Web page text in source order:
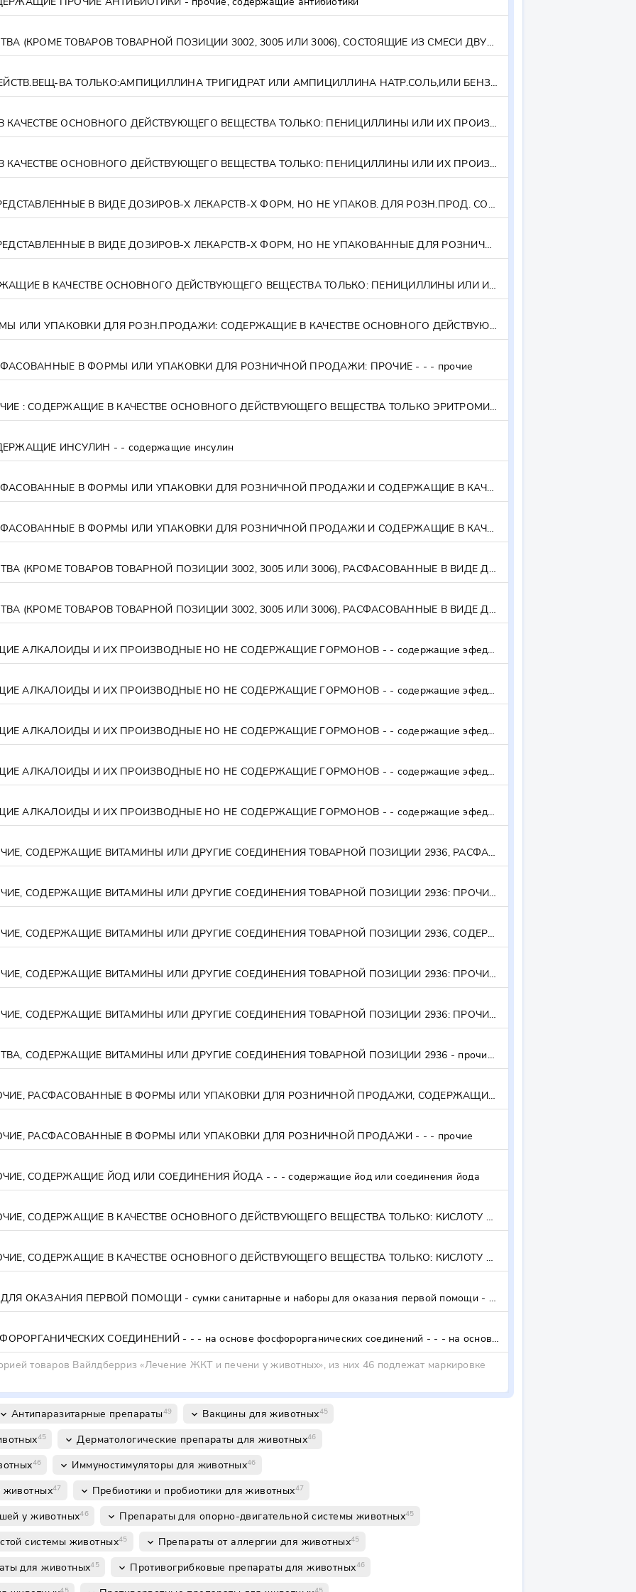
ПРОЧИЕ ЛЕКАРСТВЕННЫЕ СРЕДСТВА (КРОМЕ ТОВАРОВ ТОВАРНОЙ ПОЗИЦИИ 3002, 3005 ИЛИ 3006), СОСТОЯЩИЕ ИЗ СМЕСИ ДВУХ ИЛИ БОЛЕЕ КОМПОНЕНТОВ, ДЛЯ ИСПОЛЬЗОВАНИЯ В ТЕРАПЕВТИЧЕСКИХ ИЛИ ПРОФИЛАКТИЧЕСКИХ ЦЕЛЯХ - прочие
ЛЕК.СР-ВА,СОДЕРЖ.В КАЧ.ОСН.ДЕЙСТВ.ВЕЩ-ВА ТОЛЬКО:АМПИЦИЛЛИНА ТРИГИДРАТ ИЛИ АМПИЦИЛЛИНА НАТР.СОЛЬ,ИЛИ БЕНЗИЛПЕНИЦИЛЛИНА СОЛИ И СОЕД-НИЯ,ИЛИ КАРБЕНИЦИЛЛИН, ИЛИ ОКСАЦИЛЛИН, ИЛИ СУЛАЦИЛЛИН... - - - содержащие в качестве основного действующего вещества только: ампициллина тригидрат или ампициллина натриевую соль, или бензилпенициллина соли и соединения, или карбенициллин, или оксациллин, ил
ЛЕКАРСТВ.СР-ВА,СОДЕРЖАЩИЕ В КАЧЕСТВЕ ОСНОВНОГО ДЕЙСТВУЮЩЕГО ВЕЩЕСТВА ТОЛЬКО: ПЕНИЦИЛЛИНЫ ИЛИ ИХ ПРОИЗВОДНЫЕ, ИМЕЮЩИЕ СТРУКТУРУ ПЕНИЦИЛЛАНОВОЙ КИСЛОТЫ: - - - - расфасованные или представленные в виде дозированных лекарственных форм, но не упакованные для розничной продажи
ЛЕКАРСТВ.СР-ВА,СОДЕРЖАЩИЕ В КАЧЕСТВЕ ОСНОВНОГО ДЕЙСТВУЮЩЕГО ВЕЩЕСТВА ТОЛЬКО: ПЕНИЦИЛЛИНЫ ИЛИ ИХ ПРОИЗВОДНЫЕ, ИМЕЮЩИЕ СТРУКТУРУ ПЕНИЦИЛЛАНОВОЙ КИСЛОТЫ, ПРОЧИЕ - - - - прочие
ЛЕКАРСТВ.СР-ВА,РАСФАС.ИЛИ ПРЕДСТАВЛЕННЫЕ В ВИДЕ ДОЗИРОВ-Х ЛЕКАРСТВ-Х ФОРМ, НО НЕ УПАКОВ. ДЛЯ РОЗН.ПРОД. СОДЕРЖАЩИЕ В КАЧЕСТВЕ ОСНОВНОГО ДЕЙСТВУЮЩЕГО ВЕЩЕСТВА ТОЛЬКО СТРЕПТОМИЦИНА СУЛЬФАТ - - - - содержащие в качестве основного действующего вещества только стрептомицина сульфат
ЛЕКАРСТВ.СР-ВА,РАСФАС.ИЛИ ПРЕДСТАВЛЕННЫЕ В ВИДЕ ДОЗИРОВ-Х ЛЕКАРСТВ-Х ФОРМ, НО НЕ УПАКОВАННЫЕ ДЛЯ РОЗНИЧНОЙ ПРОДАЖИ: ПРОЧИЕ - - - - прочие
ПРОЧИЕ ЛЕКАРСТВ.СР-ВА,СОДЕРЖАЩИЕ В КАЧЕСТВЕ ОСНОВНОГО ДЕЙСТВУЮЩЕГО ВЕЩЕСТВА ТОЛЬКО: ПЕНИЦИЛЛИНЫ ИЛИ ИХ ПРОИЗВОДНЫЕ, ИМЕЮЩИЕ СТРУКТУРУ ПЕНИЦИЛЛАНОВОЙ КИСЛОТЫ, ПРОЧИЕ - - - прочие
ЛЕКАРСТВ.СР-ВА, РАСФАС.В ФОРМЫ ИЛИ УПАКОВКИ ДЛЯ РОЗН.ПРОДАЖИ: СОДЕРЖАЩИЕ В КАЧЕСТВЕ ОСНОВНОГО ДЕЙСТВУЮЩЕГО ВЕЩЕСТВА ТОЛЬКО: АМИКАЦИН ИЛИ ГЕНТАМИЦИН, ИЛИ ГРИЗЕОФУЛЬВИН, ..., ИЛИ ЭРИТРОМИЦИНА ОСНОВАНИЕ - - - содержащие в качестве основного действующего вещества только: амикацин или гентамицин, или гризеофульвин, или доксициклин, или доксорубицин, или канамицин, или кислоту фузидиевую и ее натриевую
В ФОРМЫ ИЛИ УПАКОВКИ ДЛЯ РОЗНИЧНОЙ ПРОДАЖИ: ПРОЧИЕ - - - прочие
ЛЕКАРСТВЕННЫЕ СРЕДСТВА,ПРОЧИЕ : СОДЕРЖАЩИЕ В КАЧЕСТВЕ ОСНОВНОГО ДЕЙСТВУЮЩЕГО ВЕЩЕСТВА ТОЛЬКО ЭРИТРОМИЦИНА ОСНОВАНИЕ ИЛИ КАНАМИЦИНА СУЛЬФАТ - - - содержащие в качестве основного действующего вещества только эритромицина основание или канамицина сульфат - - - содержащие в качестве основного действующего вещества только эритромицина основание или канамицина сульфат
ИНСУЛИН - - содержащие инсулин
ЛЕКАРСТВЕННЫЕ СРЕДСТВА, РАСФАСОВАННЫЕ В ФОРМЫ ИЛИ УПАКОВКИ ДЛЯ РОЗНИЧНОЙ ПРОДАЖИ И СОДЕРЖАЩИЕ В КАЧЕСТВЕ ОСНОВНОГО ДЕЙСТВУЮЩЕГО ВЕЩЕСТВА ТОЛЬКО ФЛУОЦИНОЛОН - - - расфасованные в формы или упаковки для розничной продажи и содержащие в качестве основного действующего вещества только флуоцинолон
ЛЕКАРСТВЕННЫЕ СРЕДСТВА, РАСФАСОВАННЫЕ В ФОРМЫ ИЛИ УПАКОВКИ ДЛЯ РОЗНИЧНОЙ ПРОДАЖИ И СОДЕРЖАЩИЕ В КАЧЕСТВЕ ОСНОВНОГО ДЕЙСТВУЮЩЕГО ВЕЩЕСТВА ТОЛЬКО ФЛУОЦИНОЛОН - - - расфасованные в формы или упаковки для розничной продажи и содержащие в качестве основного действующего вещества только флуоцинолон - - - прочие
ПРОЧИЕ ЛЕКАРСТВЕННЫЕ СРЕДСТВА (КРОМЕ ТОВАРОВ ТОВАРНОЙ ПОЗИЦИИ 3002, 3005 ИЛИ 3006), РАСФАСОВАННЫЕ В ВИДЕ ДОЗИРОВАННЫХ ЛЕКАРСТВЕННЫХ ФОРМ - - - расфасованные в формы или упаковки для розничной продажи
ПРОЧИЕ ЛЕКАРСТВЕННЫЕ СРЕДСТВА (КРОМЕ ТОВАРОВ ТОВАРНОЙ ПОЗИЦИИ 3002, 3005 ИЛИ 3006), РАСФАСОВАННЫЕ В ВИДЕ ДОЗИРОВАННЫХ ЛЕКАРСТВЕННЫХ ФОРМ - - - расфасованные в формы или упаковки для розничной продажи - - - прочие
ПРОЧИЕ ПРЕПАРАТЫ, СОДЕРЖАЩИЕ АЛКАЛОИДЫ И ИХ ПРОИЗВОДНЫЕ НО НЕ СОДЕРЖАЩИЕ ГОРМОНОВ - - содержащие эфедрин или его соли
ПРОЧИЕ ПРЕПАРАТЫ, СОДЕРЖАЩИЕ АЛКАЛОИДЫ И ИХ ПРОИЗВОДНЫЕ НО НЕ СОДЕРЖАЩИЕ ГОРМОНОВ - - содержащие эфедрин или его соли - - содержащие псевдоэфедрин (INN) или его соли
ПРОЧИЕ ПРЕПАРАТЫ, СОДЕРЖАЩИЕ АЛКАЛОИДЫ И ИХ ПРОИЗВОДНЫЕ НО НЕ СОДЕРЖАЩИЕ ГОРМОНОВ - - содержащие эфедрин или его соли - - содержащие псевдоэфедрин (INN) или его соли - - содержащие норэфедрин или его соли
ПРОЧИЕ ПРЕПАРАТЫ, СОДЕРЖАЩИЕ АЛКАЛОИДЫ И ИХ ПРОИЗВОДНЫЕ НО НЕ СОДЕРЖАЩИЕ ГОРМОНОВ - - содержащие эфедрин или его соли - - содержащие псевдоэфедрин (INN) или его соли - - содержащие норэфедрин или его соли - - - расфасованные в формы или упаковки для розничной продажи и содержащие в качестве основного действующего вещества только: кофеин-бензоат натрия или ксантинола никотинат, или папаверин, или пилока
ПРОЧИЕ ПРЕПАРАТЫ, СОДЕРЖАЩИЕ АЛКАЛОИДЫ И ИХ ПРОИЗВОДНЫЕ НО НЕ СОДЕРЖАЩИЕ ГОРМОНОВ - - содержащие эфедрин или его соли - - содержащие псевдоэфедрин (INN) или его соли - - содержащие норэфедрин или его соли - - - расфасованные в формы или упаковки для розничной продажи и содержащие в качестве основного действующего вещества только: кофеин-бензоат натрия или ксантинола никотинат, или папаверин, или пилока - - - прочие
ЛЕКАРСТВЕННЫЕ СРЕДСТВА ПРОЧИЕ, СОДЕРЖАЩИЕ ВИТАМИНЫ ИЛИ ДРУГИЕ СОЕДИНЕНИЯ ТОВАРНОЙ ПОЗИЦИИ 2936, РАСФАСОВАННЫЕ В ФОРМЫ ИЛИ УПАКОВКИ ДЛЯ РОЗНИЧНОЙ ПРОДАЖИ,СОДЕРЖАЩИЕ В КАЧЕСТВЕ ОСНОВНОГО ДЕЙСТВУЮЩЕГО... - - - содержащие в качестве основного действующего вещества только: кислоту аскорбиновую (витамин С) или кислоту никотиновую, или кокарбоксилазу, или никотинамид, или пиридоксин, или тиамин и его соли
ЛЕКАРСТВЕННЫЕ СРЕДСТВА ПРОЧИЕ, СОДЕРЖАЩИЕ ВИТАМИНЫ ИЛИ ДРУГИЕ СОЕДИНЕНИЯ ТОВАРНОЙ ПОЗИЦИИ 2936: ПРОЧИЕ - - - прочие
ЛЕКАРСТВЕННЫЕ СРЕДСТВА ПРОЧИЕ, СОДЕРЖАЩИЕ ВИТАМИНЫ ИЛИ ДРУГИЕ СОЕДИНЕНИЯ ТОВАРНОЙ ПОЗИЦИИ 2936, СОДЕРЖАЩИЕ В КАЧЕСТВЕ ОСНОВНОГО ДЕЙСТВУЮЩЕГО ВЕЩЕСТВА ТОЛЬКО АЛЬФА-ТОКОФЕРОЛА АЦЕТАТ (ВИТАМИН Е) - - - содержащие в качестве основного действующего вещества только альфа-токоферола ацетат (витамин Е)
ЛЕКАРСТВЕННЫЕ СРЕДСТВА ПРОЧИЕ, СОДЕРЖАЩИЕ ВИТАМИНЫ ИЛИ ДРУГИЕ СОЕДИНЕНИЯ ТОВАРНОЙ ПОЗИЦИИ 2936: ПРОЧИЕ,СОДЕРЖАЩИЕ В КАЧЕСТВЕ ОСНОВНОГО ДЕЙСТВУЮЩЕГО ВЕЩЕСТВА ТОЛЬКО: КОКАРБОКСИЛАЗУ ИЛИ КИСЛОТУ АСКОР... - - - содержащие в качестве основного действующего вещества только: кокарбоксилазу или кислоту аскорбиновую (витамин С), или цианокобаламин (витамин В12)
ЛЕКАРСТВЕННЫЕ СРЕДСТВА ПРОЧИЕ, СОДЕРЖАЩИЕ ВИТАМИНЫ ИЛИ ДРУГИЕ СОЕДИНЕНИЯ ТОВАРНОЙ ПОЗИЦИИ 2936: ПРОЧИЕ - - - прочие
ПРОЧИЕ ЛЕКАРСТВЕННЫЕ СРЕДСТВА, СОДЕРЖАЩИЕ ВИТАМИНЫ ИЛИ ДРУГИЕ СОЕДИНЕНИЯ ТОВАРНОЙ ПОЗИЦИИ 2936 - прочие, содержащие противомалярийные активные (действующие) вещества, указанные в примечании к субпозициям 2 к данной группе
ЛЕКАРСТВЕННЫЕ СРЕДСТВА, ПРОЧИЕ, РАСФАСОВАННЫЕ В ФОРМЫ ИЛИ УПАКОВКИ ДЛЯ РОЗНИЧНОЙ ПРОДАЖИ, СОДЕРЖАЩИЕ ЙОД ИЛИ СОЕДИНЕНИЯ ЙОДА - - - содержащие йод или соединения йода
РАСФАСОВАННЫЕ В ФОРМЫ ИЛИ УПАКОВКИ ДЛЯ РОЗНИЧНОЙ ПРОДАЖИ - - - прочие
СОДЕРЖАЩИЕ ЙОД ИЛИ СОЕДИНЕНИЯ ЙОДА - - - содержащие йод или соединения йода
ЛЕКАРСТВЕННЫЕ СРЕДСТВА, ПРОЧИЕ, СОДЕРЖАЩИЕ В КАЧЕСТВЕ ОСНОВНОГО ДЕЙСТВУЮЩЕГО ВЕЩЕСТВА ТОЛЬКО: КИСЛОТУ АЦЕТИЛСАЛИЦИЛОВУЮ ИЛИ ПАРАЦЕТАМОЛ, ИЛИ РИБОКСИН (ИНОЗИН), ИЛИ ПОЛИВИНИЛПИРРОЛИДОН - - - - содержащие в качестве основного действующего вещества только: кислоту ацетилсалициловую или парацетамол, или рибоксин (инозин), или поливинилпирролидон
ЛЕКАРСТВЕННЫЕ СРЕДСТВА, ПРОЧИЕ, СОДЕРЖАЩИЕ В КАЧЕСТВЕ ОСНОВНОГО ДЕЙСТВУЮЩЕГО ВЕЩЕСТВА ТОЛЬКО: КИСЛОТУ АЦЕТИЛСАЛИЦИЛОВУЮ ИЛИ ПАРАЦЕТАМОЛ, ИЛИ РИБОКСИН (ИНОЗИН), ИЛИ ПОЛИВИНИЛПИРРОЛИДОН - - - - содержащие в качестве основного действующего вещества только: кислоту ацетилсалициловую или парацетамол, или рибоксин (инозин), или поливинилпирролидон - - - - прочие
СУМКИ САНИТАРНЫЕ И НАБОРЫ ДЛЯ ОКАЗАНИЯ ПЕРВОЙ ПОМОЩИ - сумки санитарные и наборы для оказания первой помощи - - - расфасованные в формы или упаковки для розничной продажи
ИНСЕКТИЦИДЫ НА ОСНОВЕ ФОСФОРОРГАНИЧЕСКИХ СОЕДИНЕНИЙ - - - на основе фосфорорганических соединений - - - на основе фосфорорганических соединений - - - прочие
товаров Вайлдберриз «Лечение ЖКТ и печени у животных», из них 46 подлежат маркировке
keyboard_arrow_down Антипаразитарные препараты49 keyboard_arrow_down Вакцины для животных45
45 keyboard_arrow_down Дерматологические препараты для животных46
46 keyboard_arrow_down Иммуностимуляторы для животных46
животных47 keyboard_arrow_down Пребиотики и пробиотики для животных47
у животных46 keyboard_arrow_down Препараты для опорно-двигательной системы животных45
системы животных45 keyboard_arrow_down Препараты от аллергии для животных45
для животных45 keyboard_arrow_down Противогрибковые препараты для животных46
45 45